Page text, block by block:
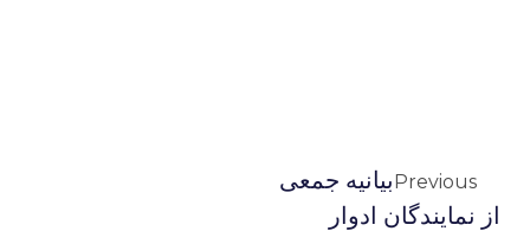
Previousبیانیه جمعی
از نمایندگان ادوار